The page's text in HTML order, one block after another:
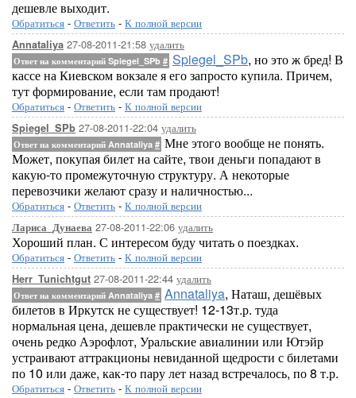
дешевле выходит.
Обратиться - Ответить - К полной версии
Annataliya 27-08-2011-21:58 удалить
Ответ на комментарий Spiegel_SPb # Spiegel_SPb, но это ж бред! В
кассе на Киевском вокзале я его запросто купила. Причем,
тут формирование, если там продают!
Обратиться - Ответить - К полной версии
Spiegel_SPb 27-08-2011-22:04 удалить
Ответ на комментарий Annataliya # Мне этого вообще не понять.
Может, покупая билет на сайте, твои деньги попадают в
какую-то промежуточную структуру. А некоторые
перевозчики желают сразу и наличностью...
Обратиться - Ответить - К полной версии
Лариса_Дунаева 27-08-2011-22:06 удалить
Хороший план. С интересом буду читать о поездках.
Обратиться - Ответить - К полной версии
Herr_Tunichtgut 27-08-2011-22:44 удалить
Ответ на комментарий Annataliya # Annataliya, Наташ, дешёвых
билетов в Иркутск не существует! 12-13т.р. туда
нормальная цена, дешевле практически не существует,
очень редко Аэрофлот, Уральские авиалинии или Ютэйр
устраивают аттракционы невиданной щедрости с билетами
по 10 или даже, как-то пару лет назад встречалось, по 8 т.р.
Обратиться - Ответить - К полной версии